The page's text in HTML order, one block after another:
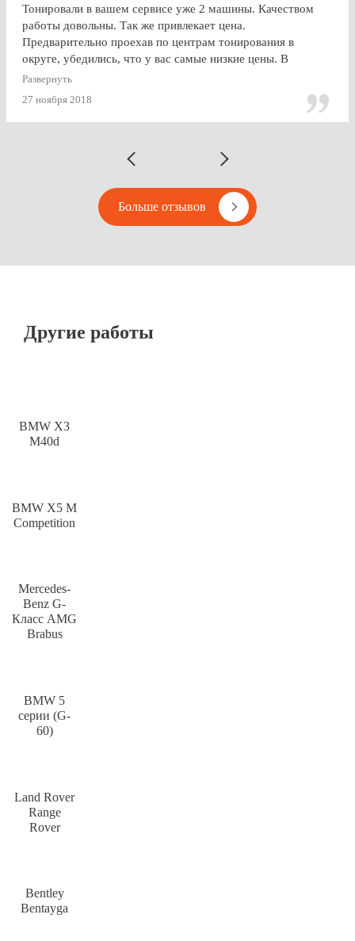
Тонировали в вашем сервисе уже 2 машины. Качеством
работы довольны. Так же привлекает цена.
Предварительно проехав по центрам тонирования в
округе, убедились, что у вас самые низкие цены. В
будущем, думаю, будем так же пользоваться услугами
Развернуть
27 ноября 2018
Больше отзывов
Другие работы
BMW X3
M40d
BMW X5 M
Competition
Mercedes-
Benz G-
Класс AMG
Brabus
BMW 5
серии (G-
60)
Land Rover
Range
Rover
Bentley
Bentayga